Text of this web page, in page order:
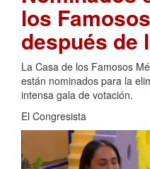
los
después de
La Casa de los Famosos
están nominados para la
intensa gala de votación.
El Congresista